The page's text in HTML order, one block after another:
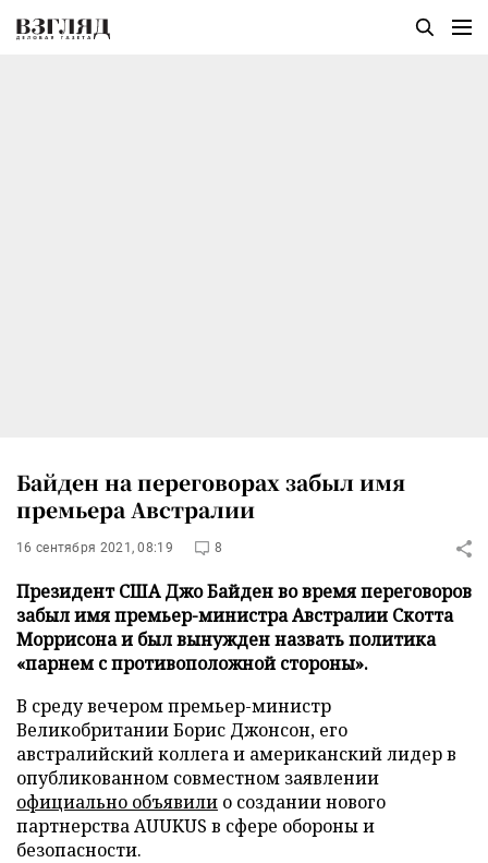
Байден на переговорах забыл имя
премьера Австралии
16 сентября 2021, 08:19 8
Президент США Джо Байден во время переговоров
забыл имя премьер-министра Австралии Скотта
Моррисона и был вынужден назвать политика
«парнем с противоположной стороны».
В среду вечером премьер-министр
Великобритании Борис Джонсон, его
австралийский коллега и американский лидер в
опубликованном совместном заявлении
официально объявили о создании нового
партнерства AUUKUS в сфере обороны и
безопасности.